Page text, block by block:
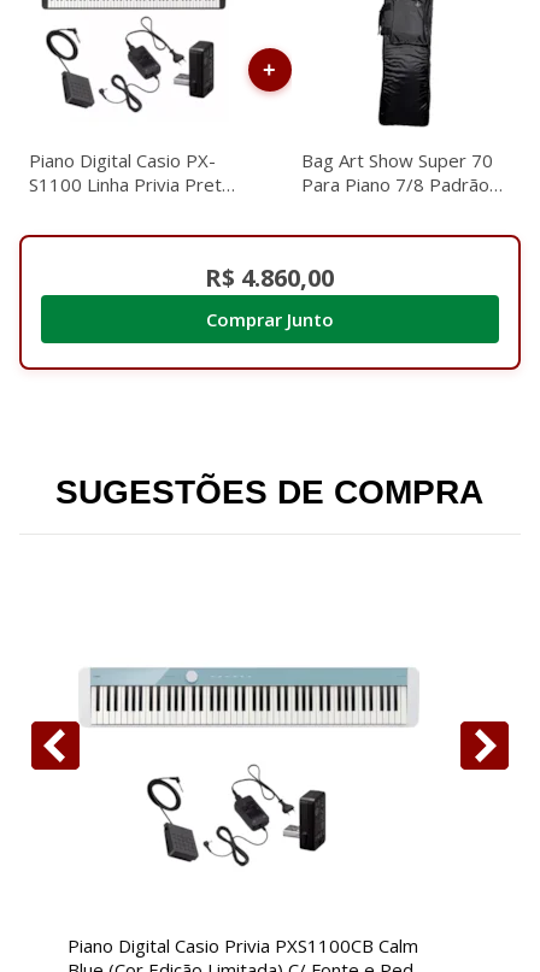
Piano Digital Casio PX-
S1100 Linha Privia Preto
Sustain
Bag Art Show Super 70
Para Piano 7/8 Padrão
2029008
R$ 4.860,00
SUGESTÕES DE COMPRA
Piano Digital Casio Privia PXS1100CB Calm